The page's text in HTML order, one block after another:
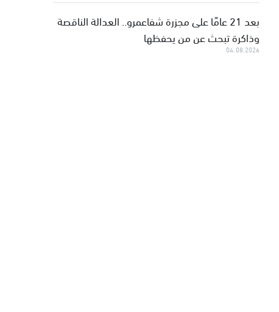
بعد 21 عامًا على مجزرة شفاعمرو.. العدالة الناقصة
وذاكرة تبحث عن من يحفظها
04.08.2026